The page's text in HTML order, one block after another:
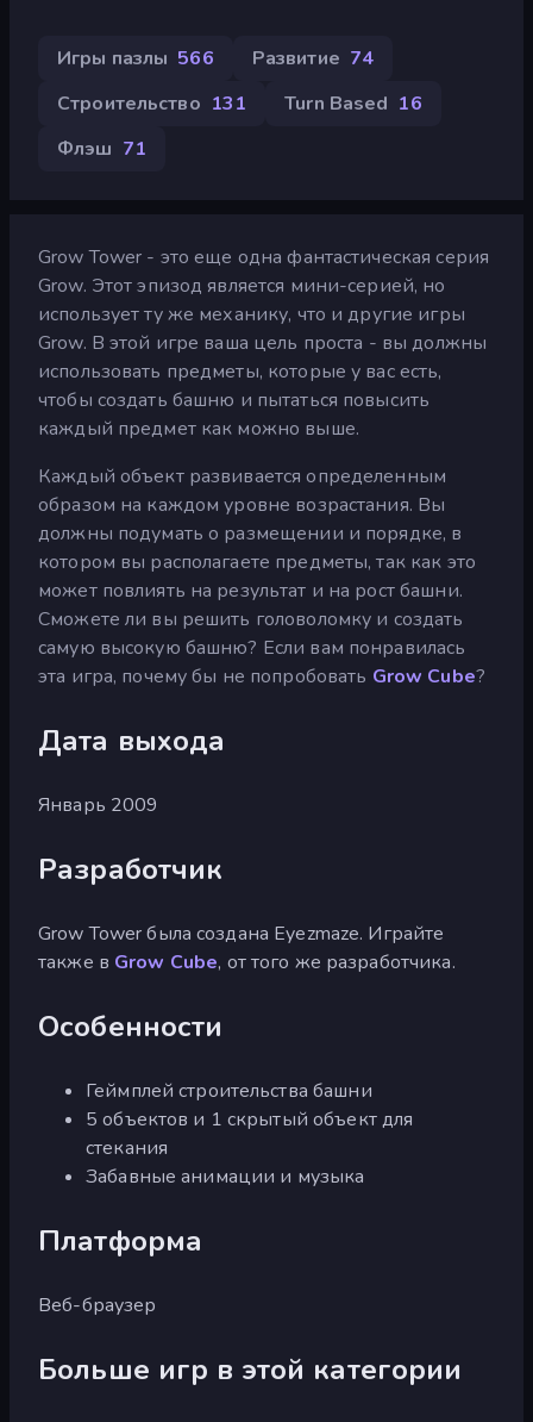
Игры пазлы 566 Развитие 74
Строительство 131 Turn Based 16
Флэш 71
Grow Tower - это еще одна фантастическая серия
Grow. Этот эпизод является мини-серией, но
использует ту же механику, что и другие игры
Grow. В этой игре ваша цель проста - вы должны
использовать предметы, которые у вас есть,
чтобы создать башню и пытаться повысить
каждый предмет как можно выше.
Каждый объект развивается определенным
образом на каждом уровне возрастания. Вы
должны подумать о размещении и порядке, в
котором вы располагаете предметы, так как это
может повлиять на результат и на рост башни.
Сможете ли вы решить головоломку и создать
самую высокую башню? Если вам понравилась
эта игра, почему бы не попробовать Grow Cube?
Дата выхода
Январь 2009
Разработчик
Grow Tower была создана Eyezmaze. Играйте
также в Grow Cube, от того же разработчика.
Особенности
Геймплей строительства башни
5 объектов и 1 скрытый объект для
стекания
Забавные анимации и музыка
Платформа
Веб-браузер
Больше игр в этой категории